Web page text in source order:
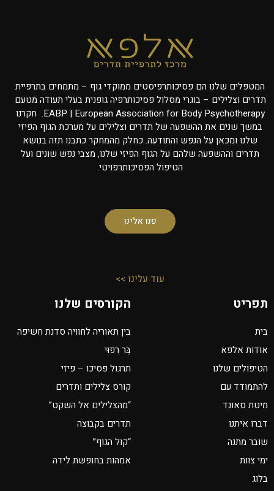
המטפלים שלנו הם פסיכותרפיסטים ממוקדי גוף – מתמחים בתרפיית
תדרים וצלילים – בוגרי מסלול פסיכותרפיה גופנית בעלי תעודה מטעם
EABP | European Association for Body Psychotherapy. חקרנו
במשך שנים את ההשפעה של תדרים וצלילים על מערכת הגוף הפיזי
שלנו ומכאן על הנפש והתודעה. כחלק מהמחקר כתבנו תזה בנושא
תדרים וההשפעה שלהם על הגוף הפיזי שלנו, מצבי נפש שונים ועל
הטיפול הפסיכותרפויטי.
פנו אלינו
עוד עלינו >>
תפריט
בית
אודות אלפא
הטיפולים שלנו
להתמודד עם
מיטת סאונד
דברו איתנו
שובר מתנה
ימי צוות
בלוג
הקורסים שלנו
בין תאוריה לחוויה סדנת חשיפה
בַּר רִפוּי
תרגול פסיכו – פיזי
קורס צלילים ותדרים
“מהצלילים אל השקט”
תדרים בקבוצה
“קול הגוף”
אמהות בחופשת לידה